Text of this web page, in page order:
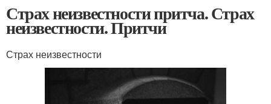
Страх неизвестности притча. Страх
неизвестности. Притчи
Страх неизвестности